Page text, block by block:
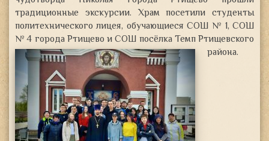
традиционные экскурсии. Храм посетили студенты
политехнического лицея, обучающиеся СОШ № 1, СОШ
№ 4 города Ртищево и СОШ посёлка Темп Ртищевского
района.